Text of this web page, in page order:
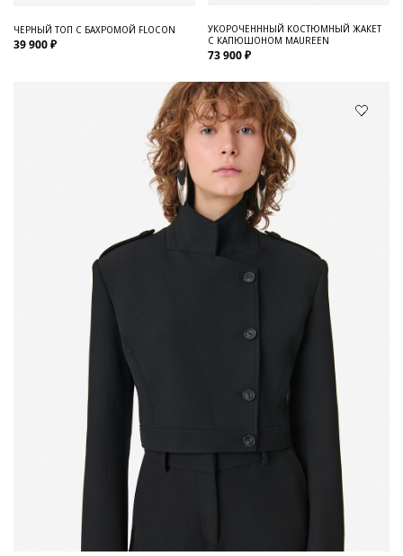
ЧЕРНЫЙ ТОП С БАХРОМОЙ FLOCON
39 900 ₽
УКОРОЧЕНННЫЙ КОСТЮМНЫЙ ЖАКЕТ
С КАПЮШОНОМ MAUREEN
73 900 ₽